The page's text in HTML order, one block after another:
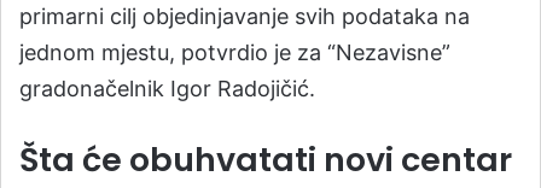
primarni cilj objedinjavanje svih podataka na
jednom mjestu, potvrdio je za “Nezavisne”
gradonačelnik Igor Radojičić.
Šta će obuhvatati novi centar